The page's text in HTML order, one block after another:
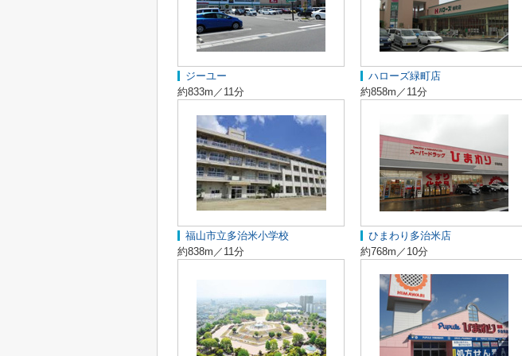
ジーユー
約833m／11分
ハローズ緑町店
約858m／11分
福山市立多治米小学校
約838m／11分
ひまわり多治米店
約768m／10分